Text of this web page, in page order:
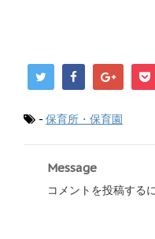
- 保育所・保育園
Message
コメントを投稿する